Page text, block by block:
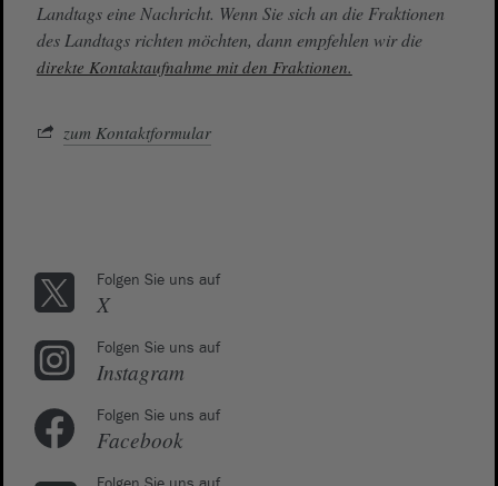
Landtags eine Nachricht. Wenn Sie sich an die Fraktionen
des Landtags richten möchten, dann empfehlen wir die
direkte Kontaktaufnahme mit den Fraktionen.
zum Kontaktformular
Folgen Sie uns auf
X
Folgen Sie uns auf
Instagram
Folgen Sie uns auf
Facebook